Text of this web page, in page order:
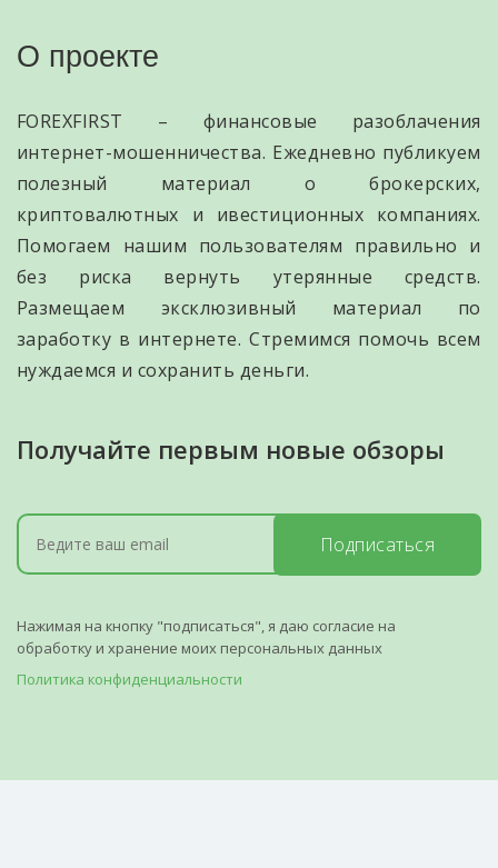
О проекте
FOREXFIRST – финансовые разоблачения
интернет-мошенничества. Ежедневно публикуем
полезный материал о брокерских,
криптовалютных и ивестиционных компаниях.
Помогаем нашим пользователям правильно и
без риска вернуть утерянные средств.
Размещаем эксклюзивный материал по
заработку в интернете. Стремимся помочь всем
нуждаемся и сохранить деньги.
Получайте первым новые обзоры
Подписаться
Нажимая на кнопку "подписаться", я даю согласие на
обработку и хранение моих персональных данных
Политика конфиденциальности